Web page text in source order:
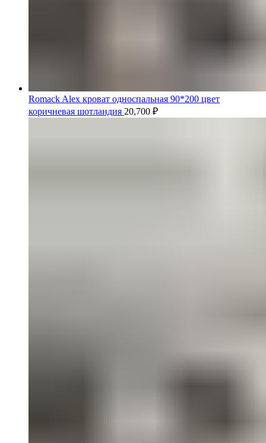
Romack Alex кроват односпальная 90*200 цвет
коричневая шотландия 20,700 ₽